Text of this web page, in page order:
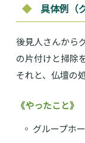
◆ 具体例（
後見人さんから
の片付けと掃除
それと、仏壇の
《やったこと》
◦ グループホ